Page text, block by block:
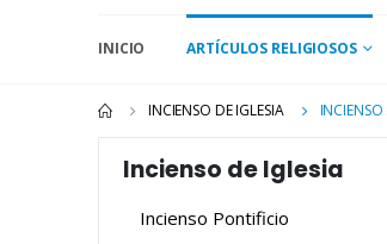
INICIO ARTÍCULOS RELIGIOSOS
INCIENSO DE IGLESIA
Incienso de Iglesia
Incienso Pontificio